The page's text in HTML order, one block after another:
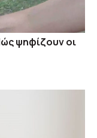
ψηφίζουν οι